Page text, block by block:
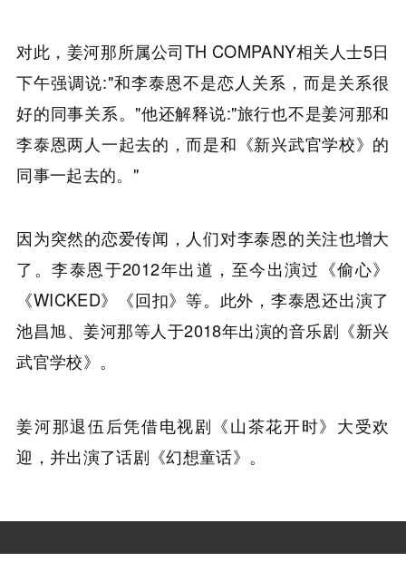
对此，姜河那所属公司TH COMPANY相关人士5日
下午强调说:"和李泰恩不是恋人关系，而是关系很
好的同事关系。"他还解释说:"旅行也不是姜河那和
李泰恩两人一起去的，而是和《新兴武官学校》的
同事一起去的。"
因为突然的恋爱传闻，人们对李泰恩的关注也增大
了。李泰恩于2012年出道，至今出演过《偷心》
《WICKED》《回扣》等。此外，李泰恩还出演了
池昌旭、姜河那等人于2018年出演的音乐剧《新兴
武官学校》。
姜河那退伍后凭借电视剧《山茶花开时》大受欢
迎，并出演了话剧《幻想童话》。